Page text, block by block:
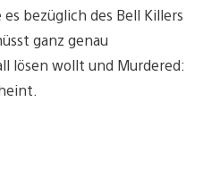
bezüglich des Bell Killers
ganz genau
lösen wollt und Murdered: